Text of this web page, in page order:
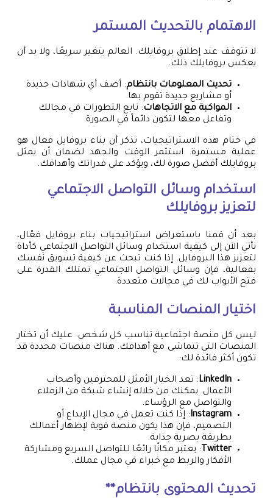
الاهتمام بالتحديث المستمر
لا تتوقف عند إطلاق بروفايلك. العالم يتغير سريعًا، ولا بد أن
يعكس بروفايلك ذلك.
تحديث المعلومات بانتظام: أضف أي شهادات جديدة
أو مشاريع جديدة تقوم بها.
المواكبة مع الاتجاهات: تابع التطورات في مجالك
وتفاعل معها لتكون دائماً في الصورة.
في ختام هذه الاستراتيجيات، تذكر أن بناء بروفايل فعال هو
عملية مستمرة. استثمر الوقت والجهد لضمان أن يمثل
بروفايلك أفضل صورة لك، ويؤكد على قدراتك وأهدافك.
استخدام وسائل التواصل الاجتماعي
لتعزيز بروفايلك
بعد أن قمنا باستعراض استراتيجيات بناء بروفايل فعّال،
نأتي الآن إلى كيفية استخدام وسائل التواصل الاجتماعي كأداة
لتعزيز هذا البروفايل. إذا كنت تبحث عن كيفية تسويق نفسك
بفعالية، فإن وسائل التواصل الاجتماعي تمتلك القدرة على
فتح الأبواب لك في مجالات متعددة.
اختيار المنصات المناسبة
ليس كل منصة اجتماعية تناسب كل شخص. عليك أن تختار
المنصات التي تتماشى مع أهدافك. هناك منصات محددة قد
تكون أكثر فائدة لك:
LinkedIn: تعد الخيار الأمثل للمحترفين وأصحاب
الأعمال. يمكنك من خلاله إنشاء شبكة من الزملاء
والتواصل مع الرؤساء.
Instagram: إذا كنت تعمل في مجال الإبداع أو
التصميم، فإن هذا يكون منصة قوية لإظهار أعمالك
بطريقة بصرية جذابة.
Twitter : يعتبر مكانًا رائعًا للتواصل السريع ومشاركة
الأفكار والربط مع خبراء في مجال عملك.
تحديث المحتوى بانتظام**